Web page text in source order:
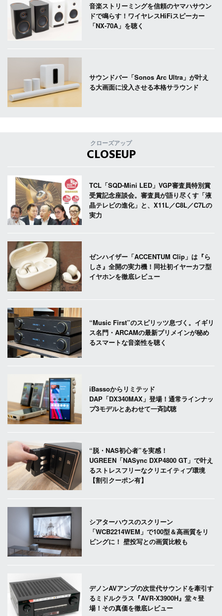
音楽ストリーミングを信頼のヤマハサウン
ドで鳴らす！ワイヤレスHiFiスピーカー
「NX-70A」を聴く
サウンドバー「Sonos Arc Ultra」が叶え
る大画面に没入させる本格サラウンド
クローズアップ
CLOSEUP
TCL「SQD-Mini LED」VGP審査員特別賞
受賞記念座談会。審査員が語り尽くす「液
晶テレビの進化」と、X11L／C8L／C7Lの
実力
ゼンハイザー「ACCENTUM Clip」は『ら
しさ』全開の実力機！同社初イヤーカフ型
イヤホンを徹底レビュー
“Music First”のスピリッツ息づく。イギリ
ス名門・ARCAMの最新プリメインが秘め
るスマートな音楽性を聴く
iBassoからリミテッド
DAP「DX340MAX」登場！通常ラインナッ
プ3モデルとあわせて一斉試聴
“脱・NAS初心者”を実感！
UGREEN「NASync DXP4800 GT」で叶え
るストレスフリーなクリエイティブ環境
【割引クーポン有】
シアターハウスのスクリーン
「WCB2214WEM」で100型＆高画質をリ
ビングに！ 壁投写との画質比較も
デノンAVアンプの次世代サウンドを牽引す
るミドルクラス『AVR-X3900H』堂々登
場！その真価を徹底レビュー